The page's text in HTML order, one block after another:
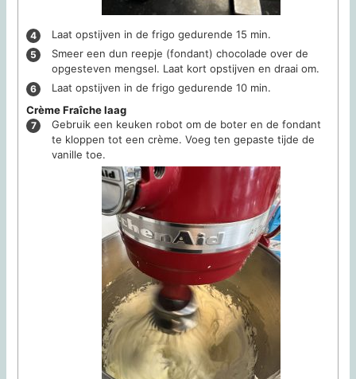
Laat opstijven in de frigo gedurende 15 min.
Smeer een dun reepje (fondant) chocolade over de
opgesteven mengsel. Laat kort opstijven en draai om.
Laat opstijven in de frigo gedurende 10 min.
Crème Fraîche laag
Gebruik een keuken robot om de boter en de fondant
te kloppen tot een crème. Voeg ten gepaste tijde de
vanille toe.